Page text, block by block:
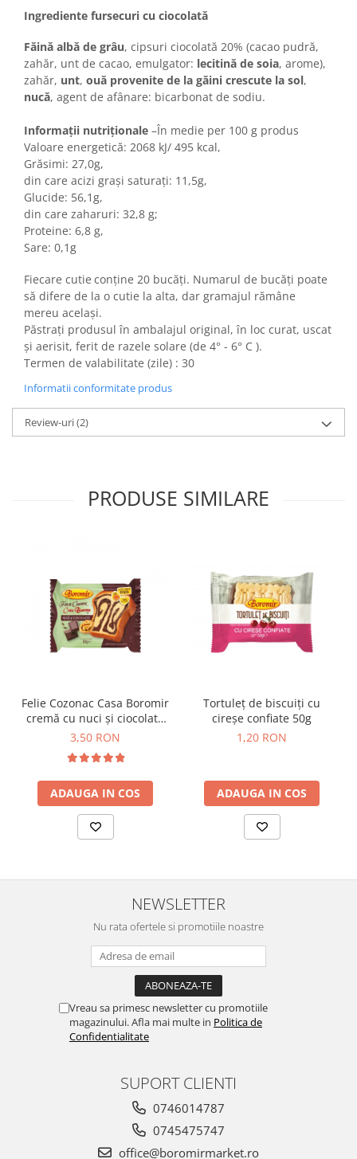
Paine
Paine ambalata
Chifle
Colaci festivi
Covrigi cu ulei de masline
Covrigi de Buzau
Grisine
Crochete
Produse de gătit
Faina
Malai
Produse congelate
Panificatie congelata
Patiserie congelata
Pizza congelata
Baton Cookie congelat
Cheesecake congelat
Cozonac Wine Collection
Vinuri Casa Isarescu
Accesorii Boromir
Dulciurile Feleacul
Nuga
Rahat
Ingrediente fursecuri cu ciocolată
Făină albă de grâu, cipsuri ciocolată 20% (cacao pudră,
zahăr, unt de cacao, emulgator: lecitină de soia, arome),
zahăr, unt, ouă provenite de la găini crescute la sol,
nucă, agent de afânare: bicarbonat de sodiu.
Informații nutriționale –În medie per 100 g produs
Valoare energetică: 2068 kJ/ 495 kcal,
Grăsimi: 27,0g,
din care acizi grași saturați: 11,5g,
Glucide: 56,1g,
din care zaharuri: 32,8 g;
Proteine: 6,8 g,
Sare: 0,1g
Fiecare cutie conține 20 bucăți. Numarul de bucăți poate
să difere de la o cutie la alta, dar gramajul rămâne
mereu același.
Păstrați produsul în ambalajul original, în loc curat, uscat
și aerisit, ferit de razele solare (de 4° - 6° C ).
Termen de valabilitate (zile) : 30
Informatii conformitate produs
Review-uri(2)
PRODUSE SIMILARE
Felie Cozonac Casa Boromir
cremă cu nuci și ciocolată
80g
3,50 RON
ADAUGA IN COS
Tortuleț de biscuiți cu
cireșe confiate 50g
1,20 RON
ADAUGA IN COS
NEWSLETTER
Nu rata ofertele si promotiile noastre
Vreau sa primesc newsletter cu promotiile
magazinului. Afla mai multe in Politica de
Confidentialitate
SUPORT CLIENTI
0746014787
0745475747
office@boromirmarket.ro